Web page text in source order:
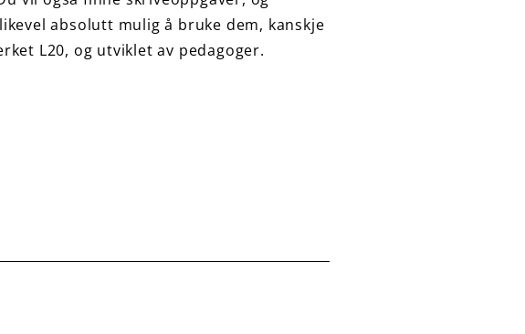
absolutt mulig å bruke dem, kanskje
L20, og utviklet av pedagoger.